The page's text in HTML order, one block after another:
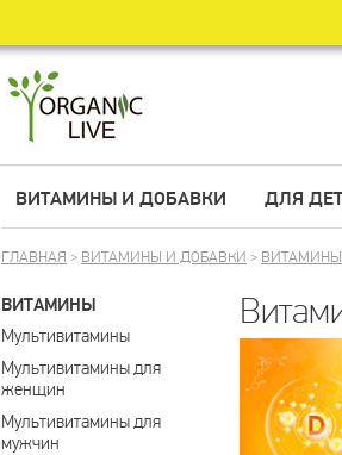
ВИТАМИНЫ И ДОБАВКИ ДЛЯ
ГЛАВНАЯ > ВИТАМИНЫ И ДОБАВКИ > ВИТАМИНЫ
ВИТАМИНЫ
Мультивитамины
Мультивитамины для
женщин
Мультивитамины для
мужчин